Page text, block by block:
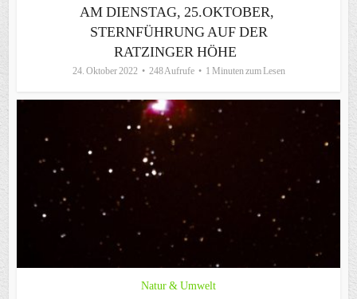
AM DIENSTAG, 25.OKTOBER,
STERNFÜHRUNG AUF DER
RATZINGER HÖHE
24. Oktober 2022 248 Aufrufe 1 Minuten zum Lesen
Natur & Umwelt